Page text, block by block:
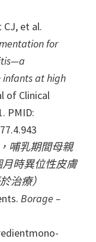
CJ, et al.
for
at high
of Clinical
PMID:
哺乳期間母親
月時異位性皮膚
治療）
Borage –